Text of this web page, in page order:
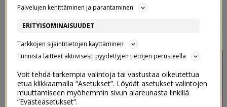
FLOW X 15 + 1
Palvelujen kehittäminen ja parantaminen
ERITYISOMINAISUUDET
Tarkkojen sijaintitietojen käyttäminen
Tunnista laitteet aktiivisesti pyydettyjen tietojen perusteella
Voit tehdä tarkempia valintoja tai vastustaa oikeutettua
etua klikkaamalla “Asetukset”. Löydät asetukset valintojen
muuttamiseen myöhemmin sivun alareunasta linkillä
“Evästeasetukset”.